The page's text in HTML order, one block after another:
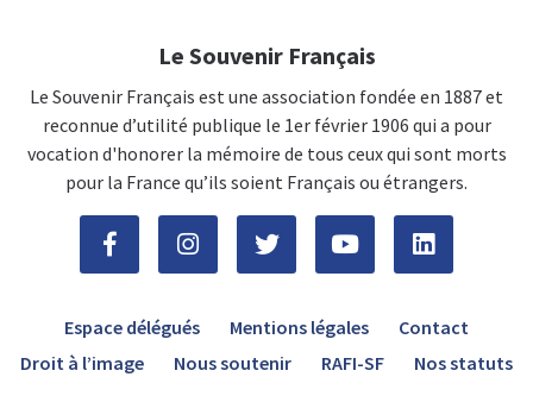
Le Souvenir Français
Le Souvenir Français est une association fondée en 1887 et
reconnue d’utilité publique le 1er février 1906 qui a pour
vocation d'honorer la mémoire de tous ceux qui sont morts
pour la France qu’ils soient Français ou étrangers.
Espace délégués Mentions légales
Contact
Droit à l’image
Nous soutenir RAFI-SF Nos statuts